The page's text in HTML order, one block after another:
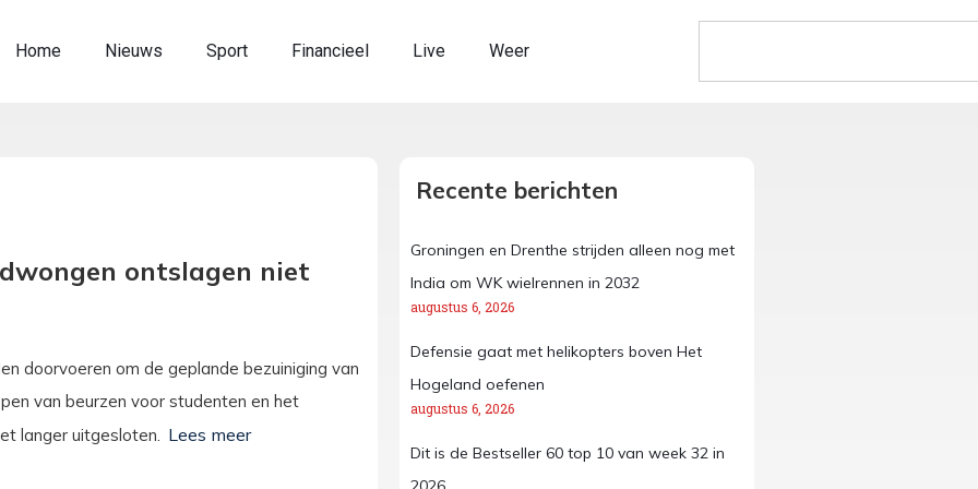
Home Nieuws Sport Financieel Live Weer
ontslagen niet
doorvoeren om de geplande bezuiniging van
van beurzen voor studenten en het
langer uitgesloten.
Recente berichten
Groningen en Drenthe strijden alleen nog met
India om WK wielrennen in 2032
augustus 6, 2026
Defensie gaat met helikopters boven Het
Hogeland oefenen
augustus 6, 2026
Dit is de Bestseller 60 top 10 van week 32 in